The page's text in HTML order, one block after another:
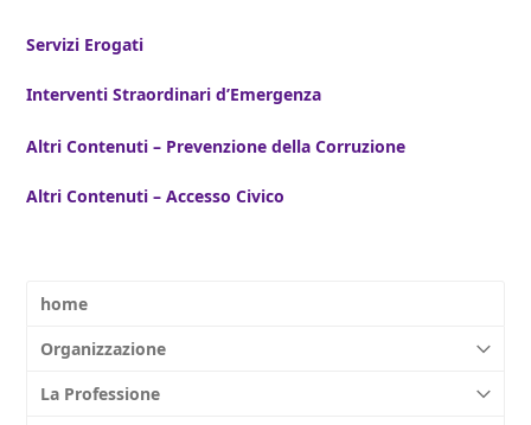
Servizi Erogati
Interventi Straordinari d’Emergenza
Altri Contenuti – Prevenzione della Corruzione
Altri Contenuti – Accesso Civico
home
Organizzazione
La Professione